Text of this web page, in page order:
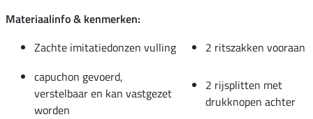
Materiaalinfo & kenmerken:
Zachte imitatiedonzen vulling
2 ritszakken vooraan
capuchon gevoerd,
verstelbaar en kan vastgezet
worden
2 rijsplitten met
drukknopen achter